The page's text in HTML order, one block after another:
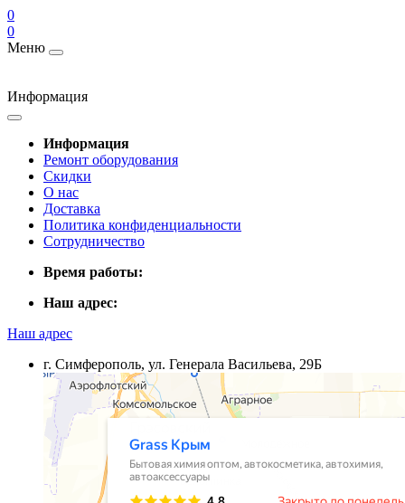
0
0
Меню
Информация
Информация
Ремонт оборудования
Скидки
О нас
Доставка
Политика конфиденциальности
Сотрудничество
Время работы:
Наш адрес:
Наш адрес
г. Симферополь, ул. Генерала Васильева, 29Б